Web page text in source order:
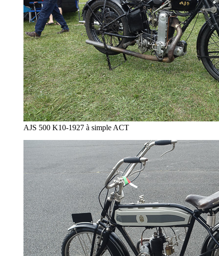
AJS 500 K10-1927 à simple ACT